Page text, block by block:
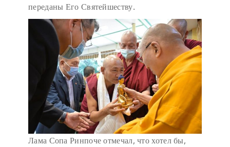
переданы Его Святейшеству.
Лама Сопа Ринпоче отмечал, что хотел бы,